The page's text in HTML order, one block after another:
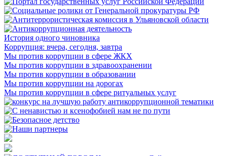
История одного чиновника
Коррупция: вчера, сегодня, завтра
Мы против коррупции в сфере ЖКХ
Мы против коррупции в здравоохранении
Мы против коррупции в образовании
Мы против коррупции на дорогах
Мы против коррупции в сфере ритуальных услуг